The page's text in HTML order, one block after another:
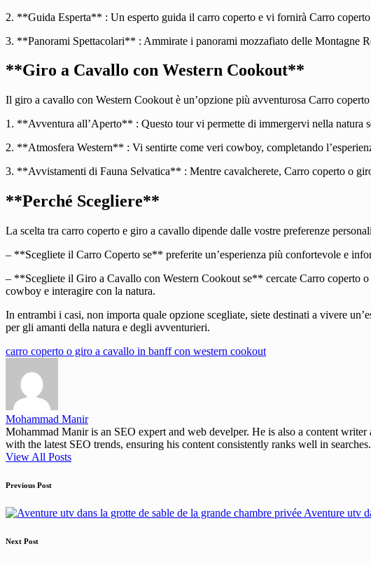
2. **Guida Esperta** : Un esperto guida il carro coperto e vi fornirà Carro
3. **Panorami Spettacolari** : Ammirate i panorami mozzafiato delle Montagne
**Giro a Cavallo con Western Cookout**
Il giro a cavallo con Western Cookout è un’opzione più avventurosa Carro
1. **Avventura all’Aperto** : Questo tour vi permette di immergervi nella natura
2. **Atmosfera Western** : Vi sentirte come veri cowboy, completando
3. **Avvistamenti di Fauna Selvatica** : Mentre cavalcherete, Carro coperto o
**Perché Scegliere**
La scelta tra carro coperto e giro a cavallo dipende dalle vostre preferenze
– **Scegliete il Carro Coperto se** preferite un’esperienza più confortevole e
– **Scegliete il Giro a Cavallo con Western Cookout se** cercate Carro coperto
cowboy e interagire con la natura.
In entrambi i casi, non importa quale opzione scegliate, siete destinati a vivere
per gli amanti della natura e degli avventurieri.
Tags:
carro coperto o giro a cavallo in banff con western cookout
Mohammad Manir
Mohammad Manir is an SEO expert and web develper. He is also a content
with the latest SEO trends, ensuring his content consistently ranks well in
View All Posts
Post
navigation
Previous Post
Aventure utv
Next Post